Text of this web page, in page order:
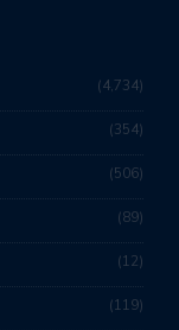
4,734
354
506
89
12
119